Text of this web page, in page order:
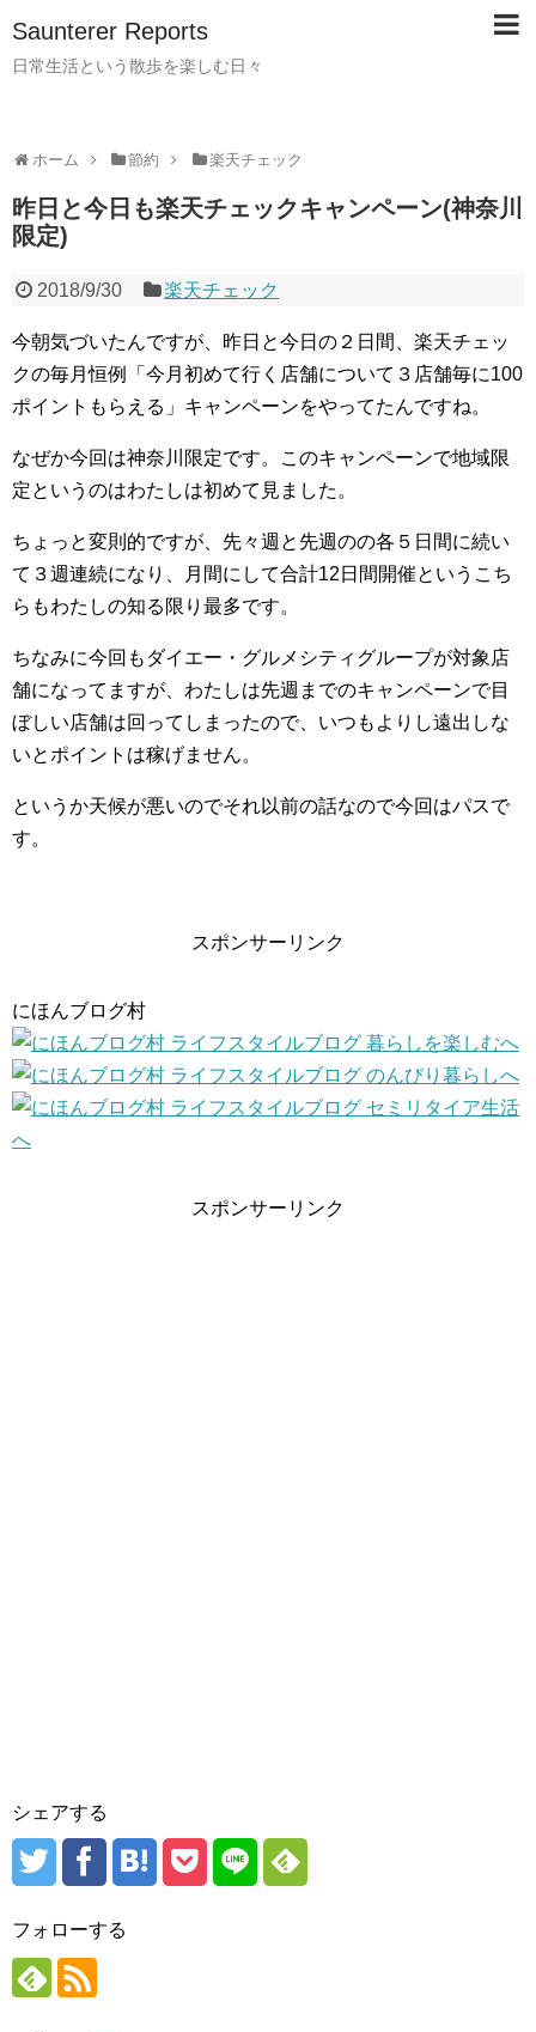
Saunterer Reports
日常生活という散歩を楽しむ日々
ホーム 節約 楽天チェック
昨日と今日も楽天チェックキャンペーン(神奈川
限定)
2018/9/30 楽天チェック
今朝気づいたんですが、昨日と今日の２日間、楽天チェッ
クの毎月恒例「今月初めて行く店舗について３店舗毎に100
ポイントもらえる」キャンペーンをやってたんですね。
なぜか今回は神奈川限定です。このキャンペーンで地域限
定というのはわたしは初めて見ました。
ちょっと変則的ですが、先々週と先週のの各５日間に続い
て３週連続になり、月間にして合計12日間開催というこち
らもわたしの知る限り最多です。
ちなみに今回もダイエー・グルメシティグループが対象店
舗になってますが、わたしは先週までのキャンペーンで目
ぼしい店舗は回ってしまったので、いつもよりし遠出しな
いとポイントは稼げません。
というか天候が悪いのでそれ以前の話なので今回はパスで
す。
スポンサーリンク
にほんブログ村
スポンサーリンク
シェアする
フォローする